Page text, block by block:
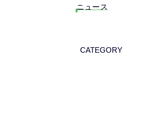
ニュース
CATEGORY